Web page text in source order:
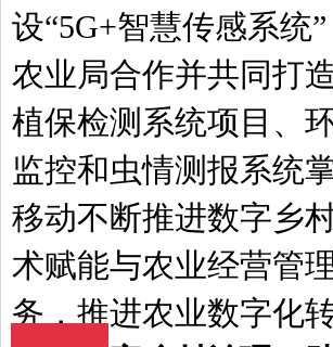
设“5G+智慧传感系统
农业局合作并共同打
植保检测系统项目、
监控和虫情测报系统
移动不断推进数字乡
术赋能与农业经营管
务，推进农业数字化转